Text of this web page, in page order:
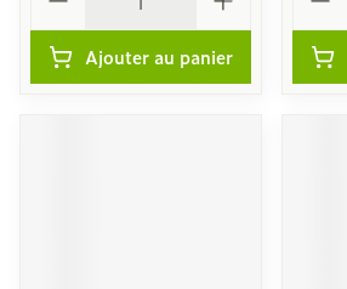
Ajouter au panier